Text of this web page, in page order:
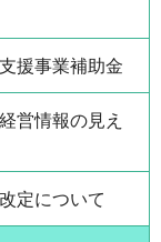
援事業補助金
営情報の見え
定について